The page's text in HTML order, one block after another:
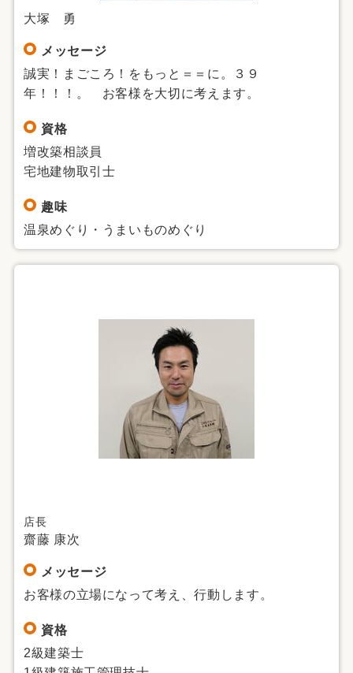
大塚 勇
メッセージ
誠実！まごころ！をもっと＝＝に。３９
年！！！。 お客様を大切に考えます。
資格
増改築相談員
宅地建物取引士
趣味
温泉めぐり・うまいものめぐり
店長
齋藤 康次
メッセージ
お客様の立場になって考え、行動します。
資格
2級建築士